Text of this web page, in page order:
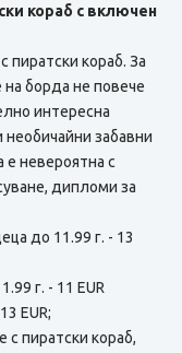
кораб с включен
пиратски кораб. За
борда не повече
интересна
забавни
е невероятна с
дипломи за
до 11.99 г. - 13
г. - 11 EUR
EUR;
с пиратски кораб,